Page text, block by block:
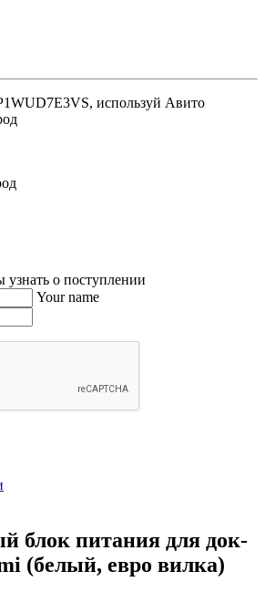
, используй Авито
о поступлении
Your name
блок питания для док-
(белый, евро вилка)